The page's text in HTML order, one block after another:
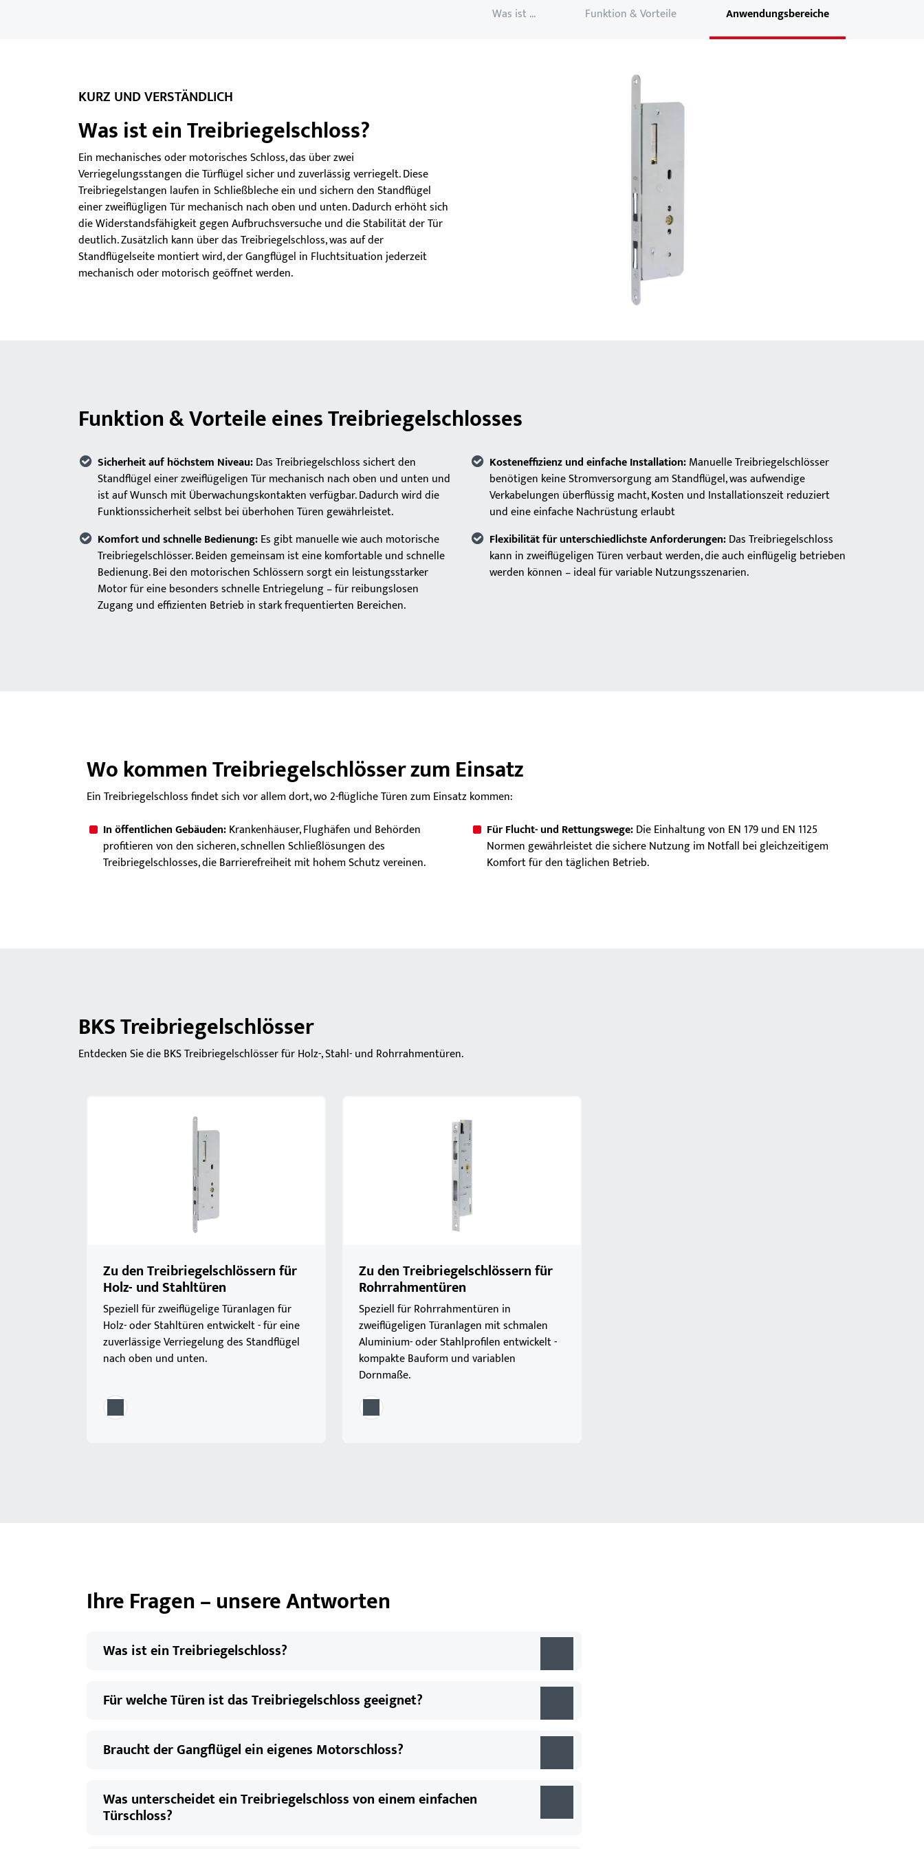
Was ist ... Funktion & Vorteile Anwendungsbereiche
KURZ UND VERSTÄNDLICH
Was ist ein Treibriegelschloss?
Ein mechanisches oder motorisches Schloss, das über zwei
Verriegelungsstangen die Türflügel sicher und zuverlässig verriegelt. Diese
Treibriegelstangen laufen in Schließbleche ein und sichern den Standflügel
einer zweiflügligen Tür mechanisch nach oben und unten. Dadurch erhöht sich
die Widerstandsfähigkeit gegen Aufbruchsversuche und die Stabilität der Tür
deutlich. Zusätzlich kann über das Treibriegelschloss, was auf der
Standflügelseite montiert wird, der Gangflügel in Fluchtsituation jederzeit
mechanisch oder motorisch geöffnet werden.
Funktion & Vorteile eines Treibriegelschlosses
Sicherheit auf höchstem Niveau:Das Treibriegelschloss sichert den
Standflügel einer zweiflügeligen Tür mechanisch nach oben und unten und
ist auf Wunsch mit Überwachungskontakten verfügbar. Dadurch wird die
Funktionssicherheit selbst bei überhohen Türen gewährleistet.
Komfort und schnelle Bedienung:Es gibt manuelle wie auch motorische
Treibriegelschlösser. Beiden gemeinsam ist eine komfortable und schnelle
Bedienung. Bei den motorischen Schlössern sorgt ein leistungsstarker
Motor für eine besonders schnelle Entriegelung – für reibungslosen
Zugang und effizienten Betrieb in stark frequentierten Bereichen.
Kosteneffizienz und einfache Installation:Manuelle Treibriegelschlösser
benötigen keine Stromversorgung am Standflügel, was aufwendige
Verkabelungen überflüssig macht, Kosten und Installationszeit reduziert
und eine einfache Nachrüstung erlaubt
Flexibilität für unterschiedlichste Anforderungen:Das Treibriegelschloss
kann in zweiflügeligen Türen verbaut werden, die auch einflügelig betrieben
werden können – ideal für variable Nutzungsszenarien.
Wo kommen Treibriegelschlösser zum Einsatz
Ein Treibriegelschloss findet sich vor allem dort, wo 2-flügliche Türen zum Einsatz kommen:
In öffentlichen Gebäuden:Krankenhäuser, Flughäfen und Behörden
profitieren von den sicheren, schnellen Schließlösungen des
Treibriegelschlosses, die Barrierefreiheit mit hohem Schutz vereinen.
Für Flucht- und Rettungswege:Die Einhaltung von EN 179 und EN 1125
Normen gewährleistet die sichere Nutzung im Notfall bei gleichzeitigem
Komfort für den täglichen Betrieb.
BKS Treibriegelschlösser
Entdecken Sie die BKS Treibriegelschlösser für Holz-, Stahl- und Rohrrahmentüren.
Zu den Treibriegelschlössern für
Holz- und Stahltüren
Speziell für zweiflügelige Türanlagen für
Holz- oder Stahltüren entwickelt - für eine
zuverlässige Verriegelung des Standflügel
nach oben und unten.
Zu den Treibriegelschlössern für
Rohrrahmentüren
Speziell für Rohrrahmentüren in
zweiflügeligen Türanlagen mit schmalen
Aluminium- oder Stahlprofilen entwickelt -
kompakte Bauform und variablen
Dornmaße.
Ihre Fragen – unsere Antworten
Was ist ein Treibriegelschloss?
Für welche Türen ist das Treibriegelschloss geeignet?
Braucht der Gangflügel ein eigenes Motorschloss?
Was unterscheidet ein Treibriegelschloss von einem einfachen
Türschloss?